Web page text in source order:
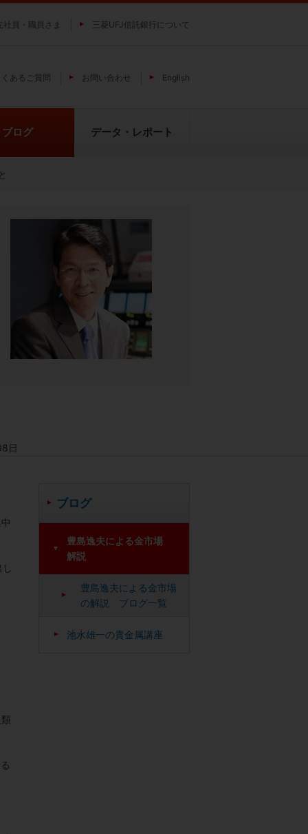
ブログ
豊島逸夫による金市場
解説
豊島逸夫による金市場
の解説 ブログ一覧
池水雄一の貴金属講座
日
社員・職員さま 三菱UFJ信託銀行について
くあるご質問 お問い合わせ English
貴金属の特性
純パラジウム上場信託（パラジウ
ムの果実）
ブログ データ・レポート